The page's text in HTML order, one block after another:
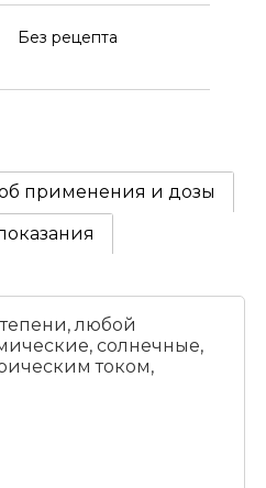
Без рецепта
применения и дозы
любой
солнечные,
током,